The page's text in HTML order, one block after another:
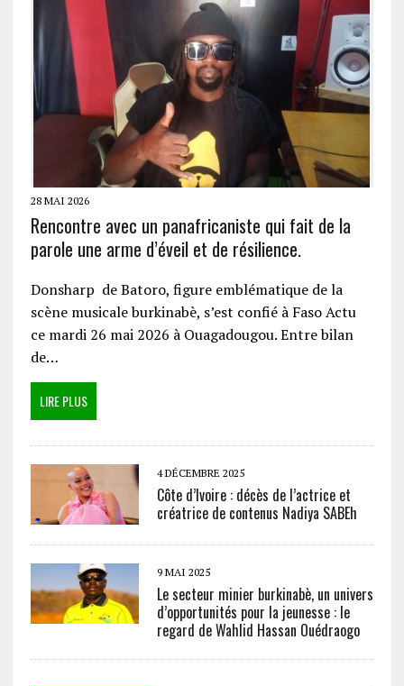
28 MAI 2026
Rencontre avec un panafricaniste qui fait de la
parole une arme d’éveil et de résilience.
Donsharp de Batoro, figure emblématique de la
scène musicale burkinabè, s’est confié à Faso Actu
ce mardi 26 mai 2026 à Ouagadougou. Entre bilan
de…
LIRE PLUS
4 DÉCEMBRE 2025
Côte d’Ivoire : décès de l’actrice et
créatrice de contenus Nadiya SABEh
9 MAI 2025
Le secteur minier burkinabè, un univers
d’opportunités pour la jeunesse : le
regard de Wahlid Hassan Ouédraogo